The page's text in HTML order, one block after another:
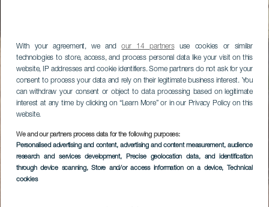
With your agreement, we andour 14 partnersuse cookies or similar
technologies to store, access, and process personal data like your visit on this
website, IP addresses and cookie identifiers. Some partners do not ask for your
consent to process your data and rely on their legitimate business interest. You
can withdraw your consent or object to data processing based on legitimate
interest at any time by clicking on “Learn More” or in our Privacy Policy on this
website.
We and our partners process data for the following purposes:
Personalised advertising and content, advertising and content measurement, audience
research and services development, Precise geolocation data, and identification
through device scanning, Store and/or access information on a device, Technical
cookies